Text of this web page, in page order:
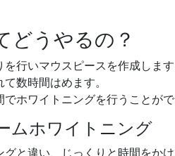
どうやるの？
行いマウスピースを作成します
数時間はめます。
ホワイトニングを行うことがで
ムホワイトニング
と違い、じっくりと時間をか